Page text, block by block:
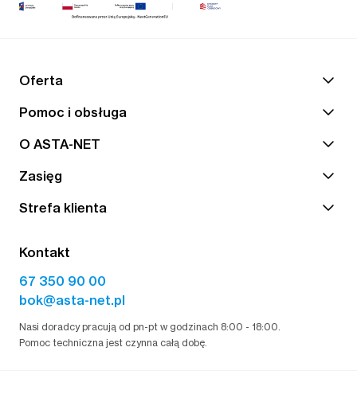
Oferta
Pomoc i obsługa
O ASTA-NET
Zasięg
Strefa klienta
Kontakt
67 350 90 00
bok@asta-net.pl
Nasi doradcy pracują od pn-pt w godzinach 8:00 - 18:00.
Pomoc techniczna jest czynna całą dobę.